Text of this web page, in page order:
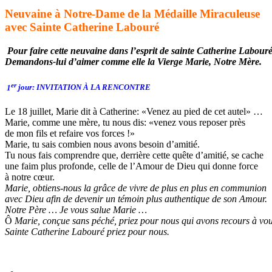
Neuvaine à Notre-Dame de la Médaille Miraculeuse
avec Sainte Catherine Labouré
Pour faire cette neuvaine dans l’esprit de sainte Catherine
Demandons-lui d’aimer comme elle la Vierge Marie, Notre Mère.
1er jour: INVITATIONÀ LA RENCONTRE
Le 18 juillet, Marie dit à Catherine: «Venez au pied de cet autel» …
Marie, comme une mère, tu nous dis: «venez vous reposer près
de mon fils et refaire vos forces !»
Marie, tu sais combien nous avons besoin d’amitié.
Tu nous fais comprendre que, derrière cette quête d’amitié, se cache
une faim plus profonde, celle de l’Amour de Dieu qui donne force
à notre cœur.
Marie, obtiens-nous la grâce de vivre de plus en plus en communion
avec Dieu afin de devenir un témoin plus authentique de son Amour.
Notre Père … Je vous salue Marie …
Ô Marie, conçue sans péché, priez pour nous qui avons recours à
Sainte Catherine Labouré priez pour nous.